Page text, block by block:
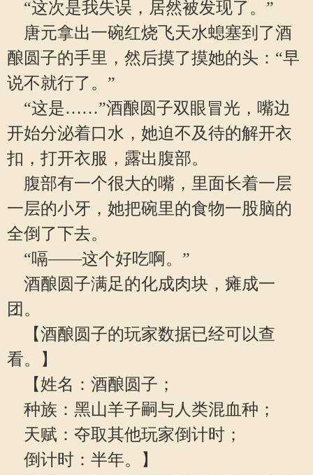
“这次是我失误，居然被发现了。”
唐元拿出一碗红烧飞天水螅塞到了酒
酿圆子的手里，然后摸了摸她的头：“早
说不就行了。”
“这是……”酒酿圆子双眼冒光，嘴边
开始分泌着口水，她迫不及待的解开衣
扣，打开衣服，露出腹部。
腹部有一个很大的嘴，里面长着一层
一层的小牙，她把碗里的食物一股脑的
全倒了下去。
“嗝——这个好吃啊。”
酒酿圆子满足的化成肉块，瘫成一
团。
【酒酿圆子的玩家数据已经可以查
看。】
【姓名：酒酿圆子；
种族：黑山羊子嗣与人类混血种；
天赋：夺取其他玩家倒计时；
倒计时：半年。】